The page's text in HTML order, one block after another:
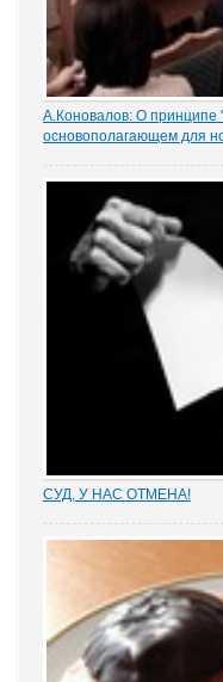
А.Коновалов: О принципе
основополагающем для
добросовестности при
исполнении обязанностей.
СУД, У НАС ОТМЕНА!
«прокручивая» маховик
адвокатских сообществ